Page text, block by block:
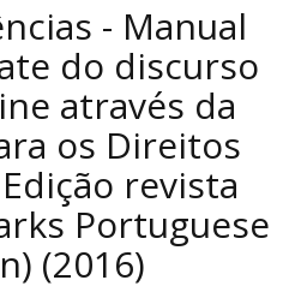
- Manual
do discurso
através da
os Direitos
revista
Portuguese
(2016)